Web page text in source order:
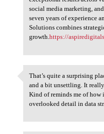
social media marketing,
seven years of experience
Solutions combines
growth.https://
That’s quite a
That’s quite a surprising
and a bit unsettling. It
Kind of reminds me of
overlooked detail in data